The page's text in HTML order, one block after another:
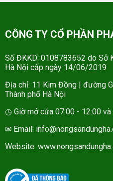
CÔNG TY CỔ PHẦN
Số ĐKKD: 0108783652 do Sở
Hà Nội cấp ngày 14/06/2019
Địa chỉ: 11 Kim Đồng | đường
Thành phố Hà Nội
◷ Giờ mở cửa 07:00 - 12:00
✉ Email:
Website: